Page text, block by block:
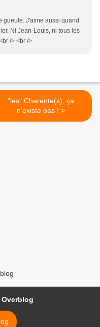
gueule. J'aime aussi quand
Ni Jean-Louis, ni tous les
/> <br />
"les" Charente(s), ça
n'existe pas ! >